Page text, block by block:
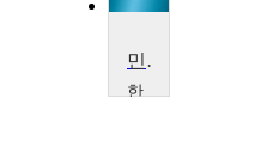
민주주의의 이해
한